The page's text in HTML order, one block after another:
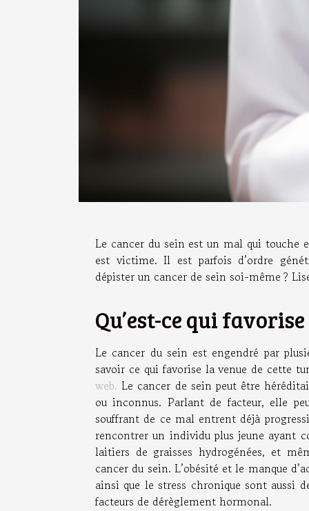
Le cancer du sein est un mal qui touche
est victime. Il est parfois d’ordre
dépister un cancer de sein soi-même ?
Qu’est-ce qui
Le cancer du sein est engendré par
savoir ce qui favorise la venue de cette
web. Le cancer de sein peut être
ou inconnus. Parlant de facteur, elle
souffrant de ce mal entrent déjà
rencontrer un individu plus jeune ayant
laitiers de graisses hydrogénées, et
cancer du sein. L’obésité et le manque
ainsi que le stress chronique sont aussi
facteurs de dérèglement hormonal.